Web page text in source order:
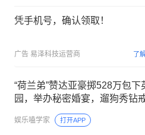
凭手机号，确认领取！
广告 易泽科技运营商 了
“荷兰弟”赞达亚豪掷528万包下
园，举办秘密婚宴，遛狗秀钻
娱乐嗑学家 打开APP